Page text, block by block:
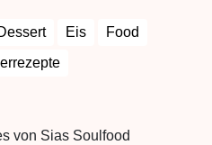
Eis
Food